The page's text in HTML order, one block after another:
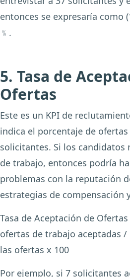
entonces se expresaría como
﹪.
5. Tasa de
Ofertas
Este es un KPI de
indica el porcentaje de
solicitantes. Si los candidatos
de trabajo, entonces podría
problemas con la reputación
estrategias de compensación
Tasa de Aceptación de
ofertas de trabajo aceptadas
las ofertas x 100
Por ejemplo, si 7 solicitantes